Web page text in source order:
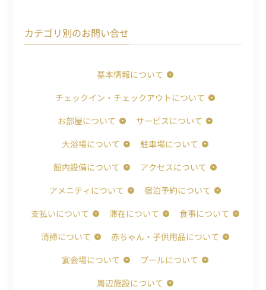
カテゴリ別のお問い合せ
基本情報について
チェックイン・チェックアウトについて
お部屋について
サービスについて
大浴場について
駐車場について
館内設備について
アクセスについて
アメニティについて
宿泊予約について
支払いについて
滞在について
食事について
清掃について
赤ちゃん・子供用品について
宴会場について
プールについて
周辺施設について